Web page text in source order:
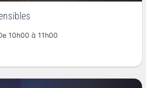
10h00 à 11h00